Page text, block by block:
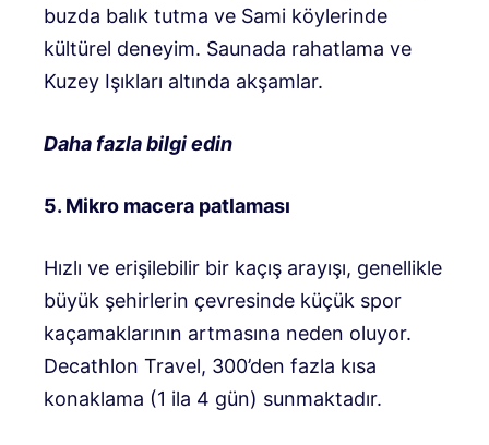
buzda balık tutma ve Sami köylerinde
kültürel deneyim. Saunada rahatlama ve
Kuzey Işıkları altında akşamlar.
Daha fazla bilgi edin
5. Mikro macera patlaması
Hızlı ve erişilebilir bir kaçış arayışı, genellikle
büyük şehirlerin çevresinde küçük spor
kaçamaklarının artmasına neden oluyor.
Decathlon Travel, 300’den fazla kısa
konaklama (1 ila 4 gün) sunmaktadır.